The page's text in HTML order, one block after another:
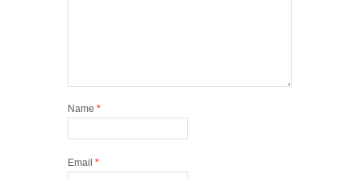
Name *
Email *